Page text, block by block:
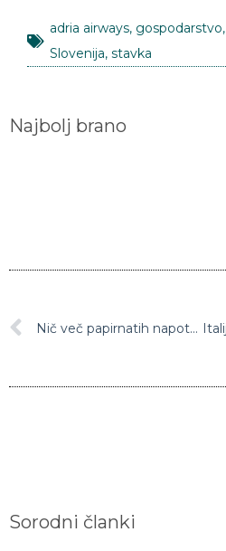
adria airways, gospodarstvo,
Slovenija, stavka
Najbolj brano
Nič več papirnatih napotnic in bolj točne čakalne dobe
Sorodni članki